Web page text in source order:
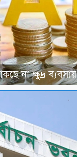
না ক্ষুদ্র ব্যবসায়